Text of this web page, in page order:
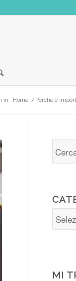
in: Home / Perché è
MI